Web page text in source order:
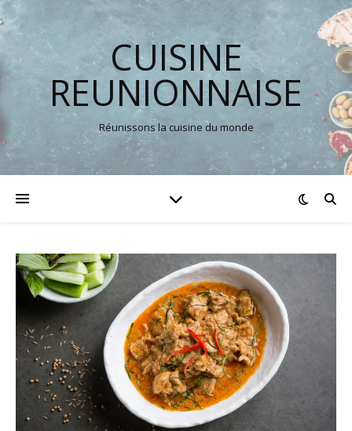
CUISINE
REUNIONNAISE
Réunissons la cuisine du monde